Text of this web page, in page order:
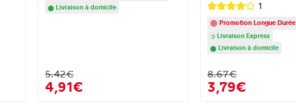
Livraison à domicile
5.42€
4,91€
1
Promotion Longue Durée
Livraison Express
Livraison à domicile
8.67€
3,79€